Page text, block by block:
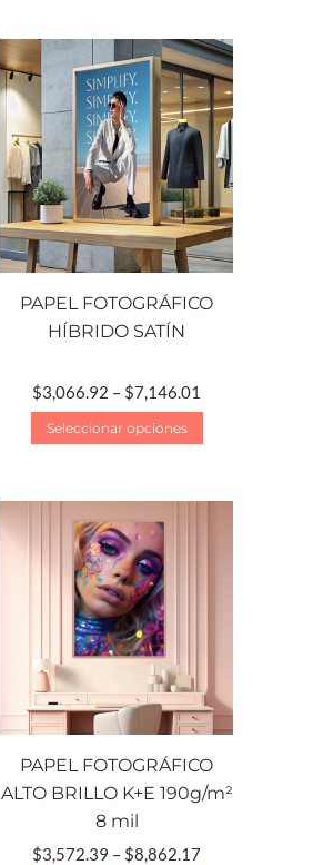
PAPEL FOTOGRÁFICO
HÍBRIDO SATÍN
$3,066.92 – $7,146.01
Seleccionar opciones
PAPEL FOTOGRÁFICO
ALTO BRILLO K+E 190g/m²
8 mil
$3,572.39 – $8,862.17